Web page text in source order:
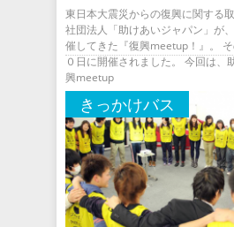
東日本大震災からの復興に関する
社団法人「助けあいジャパン」が
催してきた『復興meetup！』。
０日に開催されました。 今回は、
興meetup
きっかけバス